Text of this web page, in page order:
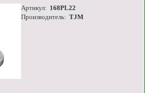
Артикул: 168PL22
Производитель: TJM